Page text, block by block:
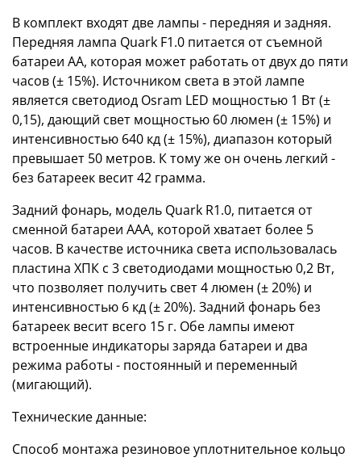
В комплект входят две лампы - передняя и задняя.
Передняя лампа Quark F1.0 питается от съемной
батареи AA, которая может работать от двух до пяти
часов (± 15%). Источником света в этой лампе
является светодиод Osram LED мощностью 1 Вт (±
0,15), дающий свет мощностью 60 люмен (± 15%) и
интенсивностью 640 кд (± 15%), диапазон который
превышает 50 метров. К тому же он очень легкий -
без батареек весит 42 грамма.
Задний фонарь, модель Quark R1.0, питается от
сменной батареи AAA, которой хватает более 5
часов. В качестве источника света использовалась
пластина ХПК с 3 светодиодами мощностью 0,2 Вт,
что позволяет получить свет 4 люмен (± 20%) и
интенсивностью 6 кд (± 20%). Задний фонарь без
батареек весит всего 15 г. Обе лампы имеют
встроенные индикаторы заряда батареи и два
режима работы - постоянный и переменный
(мигающий).
Технические данные:
Способ монтажа резиновое уплотнительное кольцо